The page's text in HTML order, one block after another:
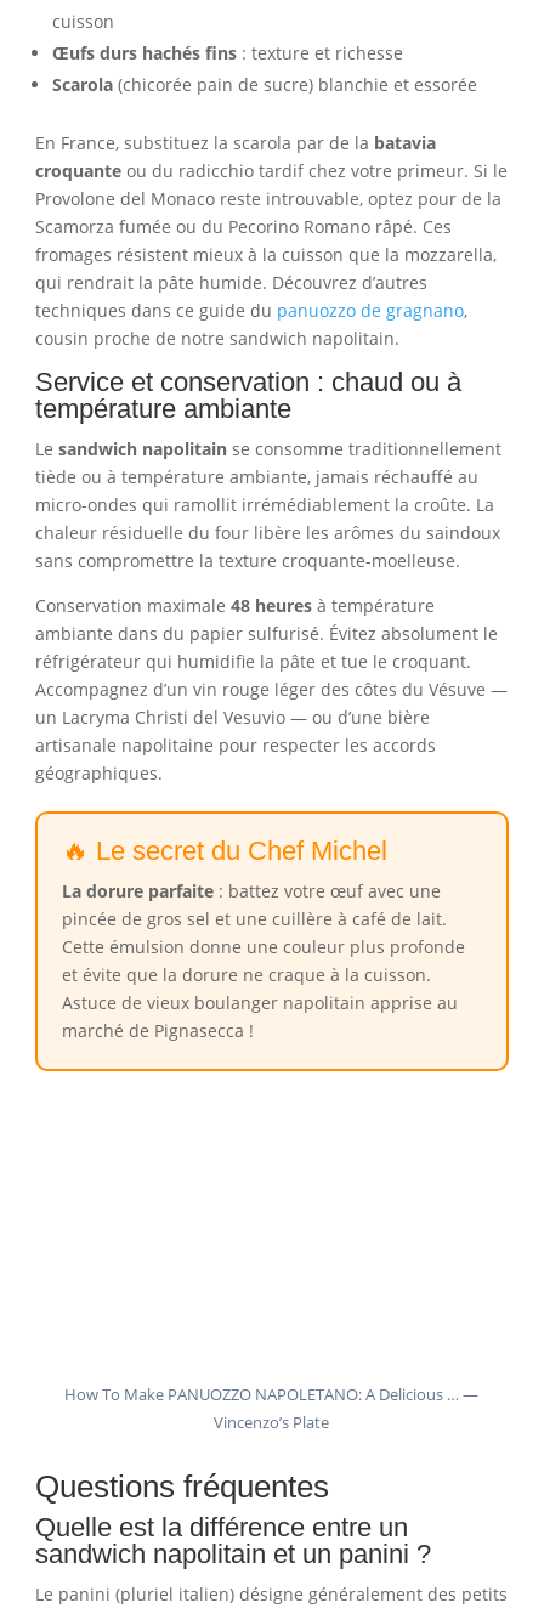
cuisson
Œufs durs hachés fins: texture et richesse
Scarola(chicorée pain de sucre) blanchie et essorée
En France, substituez la scarola par de la batavia
croquanteou du radicchio tardif chez votre primeur. Si le
Provolone del Monaco reste introuvable, optez pour de la
Scamorza fumée ou du Pecorino Romano râpé. Ces
fromages résistent mieux à la cuisson que la mozzarella,
qui rendrait la pâte humide. Découvrez d’autres
techniques dans ce guide du panuozzo de gragnano,
cousin proche de notre sandwich napolitain.
Service et conservation : chaud ou à
température ambiante
Le sandwich napolitainse consomme traditionnellement
tiède ou à température ambiante, jamais réchauffé au
micro-ondes qui ramollit irrémédiablement la croûte. La
chaleur résiduelle du four libère les arômes du saindoux
sans compromettre la texture croquante-moelleuse.
Conservation maximale 48 heuresà température
ambiante dans du papier sulfurisé. Évitez absolument le
réfrigérateur qui humidifie la pâte et tue le croquant.
Accompagnez d’un vin rouge léger des côtes du Vésuve —
un Lacryma Christi del Vesuvio — ou d’une bière
artisanale napolitaine pour respecter les accords
géographiques.
🔥 Le secret du Chef Michel
La dorure parfaite: battez votre œuf avec une
pincée de gros sel et une cuillère à café de lait.
Cette émulsion donne une couleur plus profonde
et évite que la dorure ne craque à la cuisson.
Astuce de vieux boulanger napolitain apprise au
marché de Pignasecca !
How To Make PANUOZZO NAPOLETANO: A Delicious … —
Vincenzo’s Plate
Questions fréquentes
Quelle est la différence entre un
sandwich napolitain et un panini ?
Le panini (pluriel italien) désigne généralement des petits